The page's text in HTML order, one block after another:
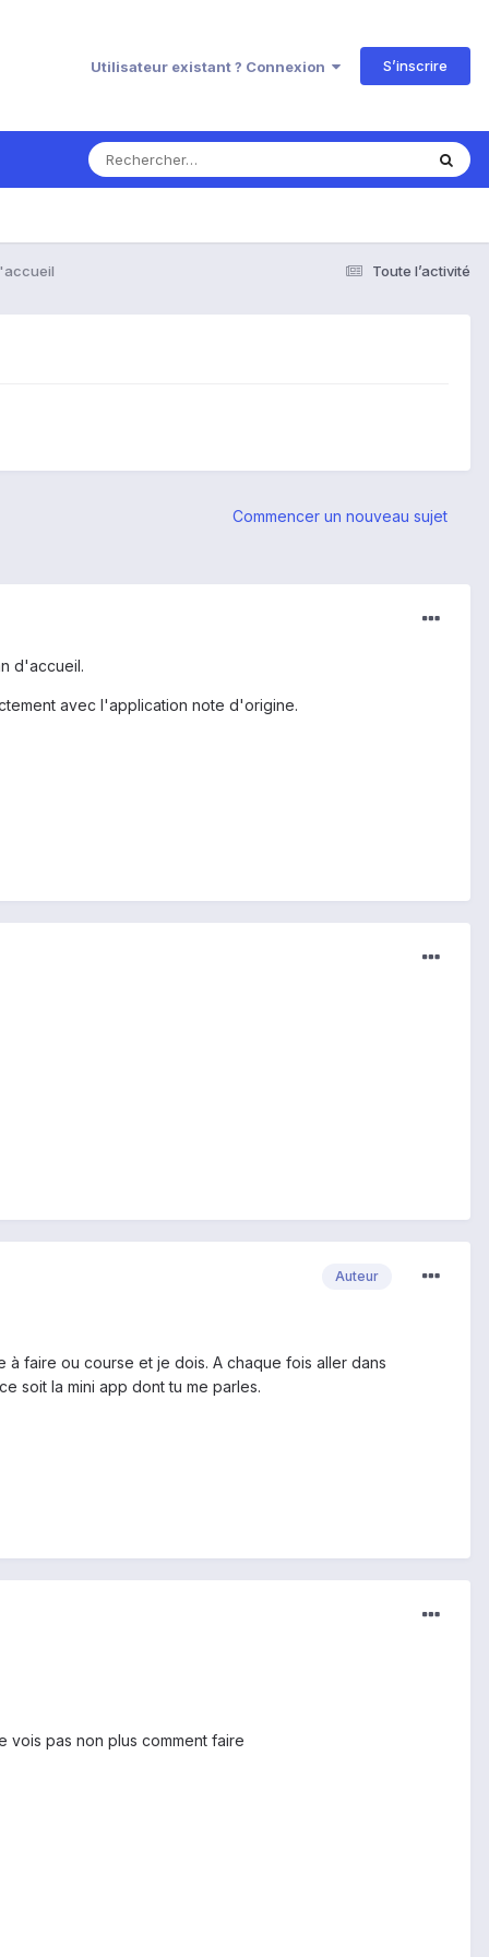
Utilisateur existant ? Connexion S’inscrire
Toute l’activité
Commencer un nouveau sujet
d'accueil.
avec l'application note d'origine.
Auteur
faire ou course et je dois. A chaque fois aller dans
soit la mini app dont tu me parles.
vois pas non plus comment faire